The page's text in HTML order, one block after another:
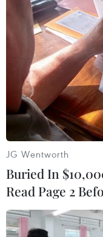
phố Pasadena
20 người bị
JG Wentworth
Buried In
Read Page 2